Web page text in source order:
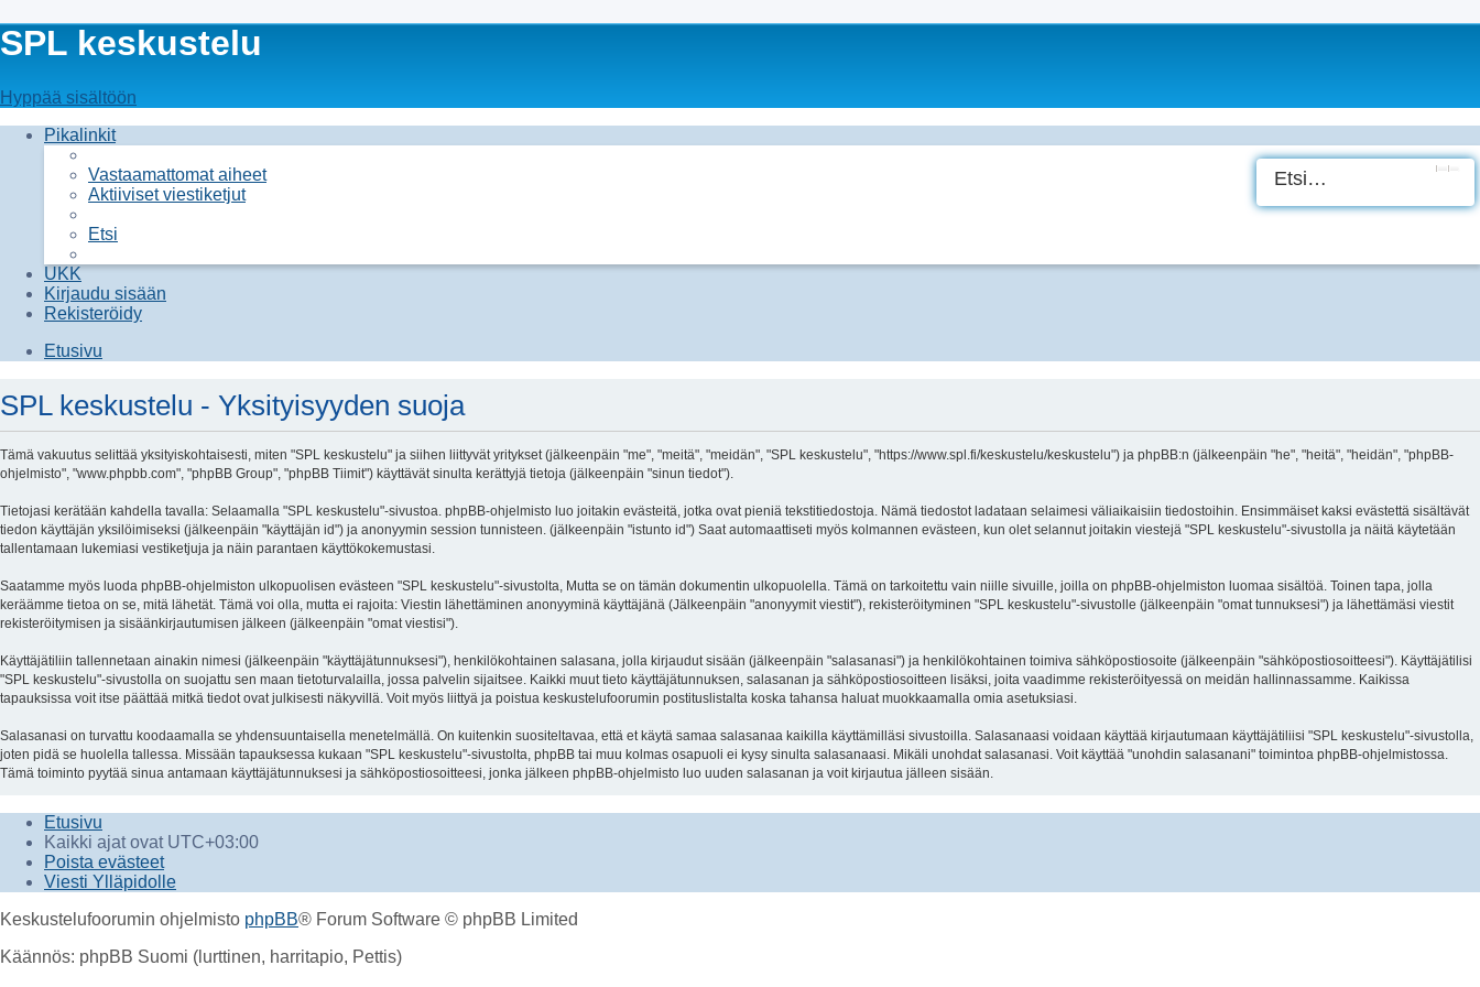
SPL keskustelu
Hyppää sisältöön
Etsi
Pikalinkit
Vastaamattomat aiheet
Aktiiviset viestiketjut
Etsi
UKK
Kirjaudu sisään
Rekisteröidy
Etusivu
SPL keskustelu - Yksityisyyden suoja
Tämä vakuutus selittää yksityiskohtaisesti, miten "SPL keskustelu" ja siihen liittyvät yritykset (jälkeenpäin "me", "meitä", "meidän", "SPL keskustelu", "https://www.spl.fi/keskustelu/keskustelu") ja phpBB:n (jälkeenpäin "he", "heitä", "heidän", "phpBB-
ohjelmisto", "www.phpbb.com", "phpBB Group", "phpBB Tiimit") käyttävät sinulta kerättyjä tietoja (jälkeenpäin "sinun tiedot").
Tietojasi kerätään kahdella tavalla: Selaamalla "SPL keskustelu"-sivustoa. phpBB-ohjelmisto luo joitakin evästeitä, jotka ovat pieniä tekstitiedostoja. Nämä tiedostot ladataan selaimesi väliaikaisiin tiedostoihin. Ensimmäiset kaksi evästettä sisältävät
tiedon käyttäjän yksilöimiseksi (jälkeenpäin "käyttäjän id") ja anonyymin session tunnisteen. (jälkeenpäin "istunto id") Saat automaattiseti myös kolmannen evästeen, kun olet selannut joitakin viestejä "SPL keskustelu"-sivustolla ja näitä käytetään
tallentamaan lukemiasi vestiketjuja ja näin parantaen käyttökokemustasi.
Saatamme myös luoda phpBB-ohjelmiston ulkopuolisen evästeen "SPL keskustelu"-sivustolta, Mutta se on tämän dokumentin ulkopuolella. Tämä on tarkoitettu vain niille sivuille, joilla on phpBB-ohjelmiston luomaa sisältöä. Toinen tapa, jolla
keräämme tietoa on se, mitä lähetät. Tämä voi olla, mutta ei rajoita: Viestin lähettäminen anonyyminä käyttäjänä (Jälkeenpäin "anonyymit viestit"), rekisteröityminen "SPL keskustelu"-sivustolle (jälkeenpäin "omat tunnuksesi") ja lähettämäsi viestit
rekisteröitymisen ja sisäänkirjautumisen jälkeen (jälkeenpäin "omat viestisi").
Käyttäjätiliin tallennetaan ainakin nimesi (jälkeenpäin "käyttäjätunnuksesi"), henkilökohtainen salasana, jolla kirjaudut sisään (jälkeenpäin "salasanasi") ja henkilökohtainen toimiva sähköpostiosoite (jälkeenpäin "sähköpostiosoitteesi"). Käyttäjätilisi
"SPL keskustelu"-sivustolla on suojattu sen maan tietoturvalailla, jossa palvelin sijaitsee. Kaikki muut tieto käyttäjätunnuksen, salasanan ja sähköpostiosoitteen lisäksi, joita vaadimme rekisteröityessä on meidän hallinnassamme. Kaikissa
tapauksissa voit itse päättää mitkä tiedot ovat julkisesti näkyvillä. Voit myös liittyä ja poistua keskustelufoorumin postituslistalta koska tahansa haluat muokkaamalla omia asetuksiasi.
Salasanasi on turvattu koodaamalla se yhdensuuntaisella menetelmällä. On kuitenkin suositeltavaa, että et käytä samaa salasanaa kaikilla käyttämilläsi sivustoilla. Salasanaasi voidaan käyttää kirjautumaan käyttäjätiliisi "SPL keskustelu"-sivustolla,
joten pidä se huolella tallessa. Missään tapauksessa kukaan "SPL keskustelu"-sivustolta, phpBB tai muu kolmas osapuoli ei kysy sinulta salasanaasi. Mikäli unohdat salasanasi. Voit käyttää "unohdin salasanani" toimintoa phpBB-ohjelmistossa.
Tämä toiminto pyytää sinua antamaan käyttäjätunnuksesi ja sähköpostiosoitteesi, jonka jälkeen phpBB-ohjelmisto luo uuden salasanan ja voit kirjautua jälleen sisään.
Etusivu
Kaikki ajat ovat UTC+03:00
Poista evästeet
Viesti Ylläpidolle
Keskustelufoorumin ohjelmisto phpBB® Forum Software © phpBB Limited
Käännös: phpBB Suomi (lurttinen, harritapio, Pettis)